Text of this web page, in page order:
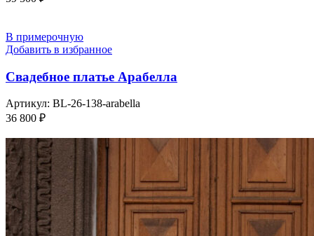
В примерочную
Добавить в избранное
Свадебное платье Арабелла
Артикул: BL-26-138-arabella
36 800 ₽